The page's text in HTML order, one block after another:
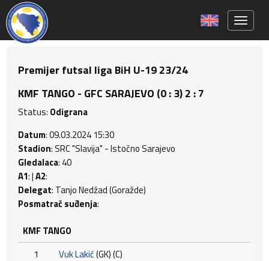
Premijer futsal liga BiH U-19 23/24
KMF TANGO - GFC SARAJEVO (0 : 3) 2 : 7
Status: Odigrana
Datum: 09.03.2024 15:30
Stadion: SRC "Slavija" - Istočno Sarajevo
Gledalaca: 40
A1: |A2:
Delegat: Tanjo Nedžad (Goražde)
Posmatrač suđenja:
KMF TANGO
1
Vuk Lakić(GK) (C)